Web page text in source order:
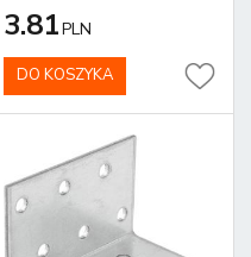
3.81PLN
DO KOSZYKA